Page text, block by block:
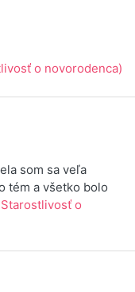
o novorodenca)
som sa veľa
tém a všetko bolo
o